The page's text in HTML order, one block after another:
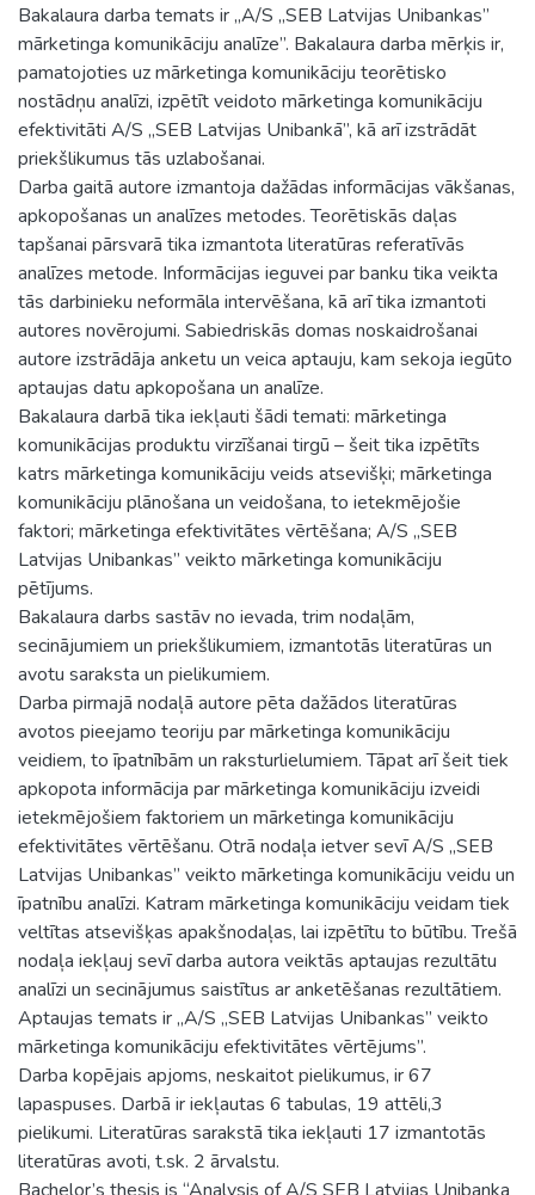
Bakalaura darba temats ir „A/S „SEB Latvijas Unibankas”
mārketinga komunikāciju analīze”. Bakalaura darba mērķis ir,
pamatojoties uz mārketinga komunikāciju teorētisko
nostādņu analīzi, izpētīt veidoto mārketinga komunikāciju
efektivitāti A/S „SEB Latvijas Unibankā”, kā arī izstrādāt
priekšlikumus tās uzlabošanai.
Darba gaitā autore izmantoja dažādas informācijas vākšanas,
apkopošanas un analīzes metodes. Teorētiskās daļas
tapšanai pārsvarā tika izmantota literatūras referatīvās
analīzes metode. Informācijas ieguvei par banku tika veikta
tās darbinieku neformāla intervēšana, kā arī tika izmantoti
autores novērojumi. Sabiedriskās domas noskaidrošanai
autore izstrādāja anketu un veica aptauju, kam sekoja iegūto
aptaujas datu apkopošana un analīze.
Bakalaura darbā tika iekļauti šādi temati: mārketinga
komunikācijas produktu virzīšanai tirgū – šeit tika izpētīts
katrs mārketinga komunikāciju veids atsevišķi; mārketinga
komunikāciju plānošana un veidošana, to ietekmējošie
faktori; mārketinga efektivitātes vērtēšana; A/S „SEB
Latvijas Unibankas” veikto mārketinga komunikāciju
pētījums.
Bakalaura darbs sastāv no ievada, trim nodaļām,
secinājumiem un priekšlikumiem, izmantotās literatūras un
avotu saraksta un pielikumiem.
Darba pirmajā nodaļā autore pēta dažādos literatūras
avotos pieejamo teoriju par mārketinga komunikāciju
veidiem, to īpatnībām un raksturlielumiem. Tāpat arī šeit tiek
apkopota informācija par mārketinga komunikāciju izveidi
ietekmējošiem faktoriem un mārketinga komunikāciju
efektivitātes vērtēšanu. Otrā nodaļa ietver sevī A/S „SEB
Latvijas Unibankas” veikto mārketinga komunikāciju veidu un
īpatnību analīzi. Katram mārketinga komunikāciju veidam tiek
veltītas atsevišķas apakšnodaļas, lai izpētītu to būtību. Trešā
nodaļa iekļauj sevī darba autora veiktās aptaujas rezultātu
analīzi un secinājumus saistītus ar anketēšanas rezultātiem.
Aptaujas temats ir „A/S „SEB Latvijas Unibankas” veikto
mārketinga komunikāciju efektivitātes vērtējums”.
Darba kopējais apjoms, neskaitot pielikumus, ir 67
lapaspuses. Darbā ir iekļautas 6 tabulas, 19 attēli,3
pielikumi. Literatūras sarakstā tika iekļauti 17 izmantotās
literatūras avoti, t.sk. 2 ārvalstu.